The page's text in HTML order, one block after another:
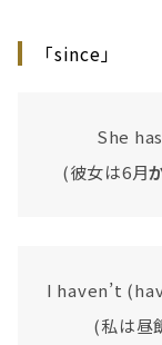
「since」
She
(彼女は6月
I haven’t
(私は昼